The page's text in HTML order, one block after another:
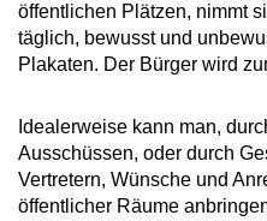
öffentlichen Plätzen, nimmt
täglich, bewusst und
Plakaten. Der Bürger wird
Idealerweise kann man,
Ausschüssen, oder durch
Vertretern, Wünsche und
öffentlicher Räume